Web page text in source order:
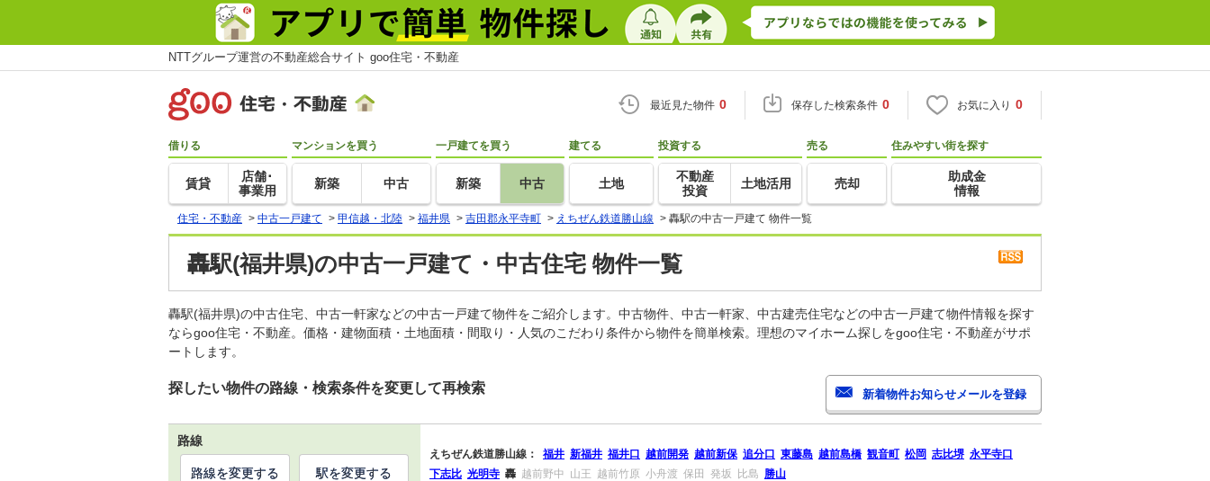
NTTグループ運営の不動産総合サイト goo住宅・不動産
最近見た物件 0 保存した検索条件 0 お気に入り 0
借りる
賃貸
店舗･
事業用
マンションを買う
新築 中古
一戸建てを買う
新築 中古
建てる
土地
投資する
不動産
投資
土地活用
売る
売却
住みやすい街を探す
助成金
情報
住宅・不動産 > 中古一戸建て > 甲信越・北陸 > 福井県 > 吉田郡永平寺町 > えちぜん鉄道勝山線 > 轟駅の中古一戸建て 物件一覧
轟駅(福井県)の中古一戸建て・中古住宅 物件一覧
轟駅(福井県)の中古住宅、中古一軒家などの中古一戸建て物件をご紹介します。中古物件、中古一軒家、中古建売住宅などの中古一戸建て物件情報を探す
ならgoo住宅・不動産。価格・建物面積・土地面積・間取り・人気のこだわり条件から物件を簡単検索。理想のマイホーム探しをgoo住宅・不動産がサポ
ートします。
探したい物件の路線・検索条件を変更して再検索
路線
えちぜん鉄道勝山線： 福井 新福井 福井口 越前開発 越前新保 追分口 東藤島 越前島橋 観音町 松岡 志比堺 永平寺口
下志比 光明寺 轟 越前野中 山王 越前竹原 小舟渡 保田 発坂 比島 勝山
路線を変更する 駅を変更する